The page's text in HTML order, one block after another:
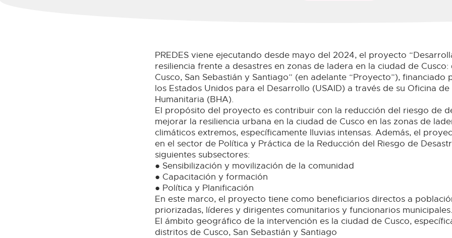
PREDES viene ejecutando desde mayo del 2024, el proyecto
resiliencia frente a desastres en zonas de ladera en la ciudad de
Cusco, San Sebastián y Santiago” (en adelante “Proyecto”), financiado
los Estados Unidos para el Desarrollo (USAID) a través de su Oficina de
Humanitaria (BHA).
El propósito del proyecto es contribuir con la reducción del riesgo de
mejorar la resiliencia urbana en la ciudad de Cusco en las zonas de
climáticos extremos, específicamente lluvias intensas. Además, el
en el sector de Política y Práctica de la Reducción del Riesgo de
siguientes subsectores:
● Sensibilización y movilización de la comunidad
● Capacitación y formación
● Política y Planificación
En este marco, el proyecto tiene como beneficiarios directos a
priorizadas, líderes y dirigentes comunitarios y funcionarios municipales.
El ámbito geográfico de la intervención es la ciudad de Cusco,
distritos de Cusco, San Sebastián y Santiago